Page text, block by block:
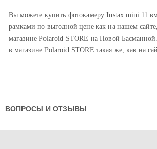
Вы можете купить фотокамеру Instax mini 11
рамками по выгодной цене как на нашем
магазине Polaroid STORE на Новой
в магазине Polaroid STORE такая же, как на
ВОПРОСЫ И ОТЗЫВЫ